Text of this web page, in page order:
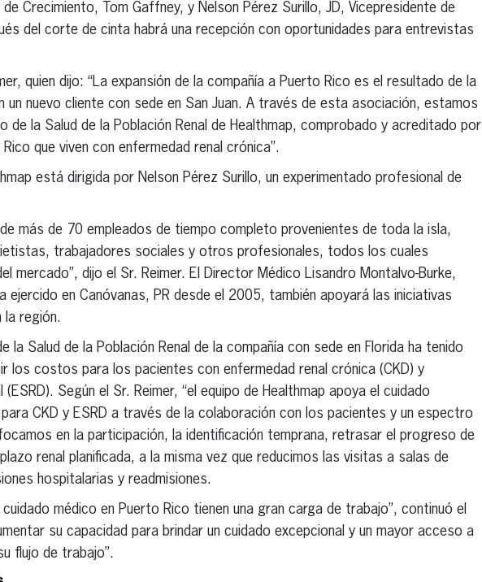
Crecimiento, Tom Gaffney, y Nelson Pérez Surillo, JD, Vicepresidente de
del corte de cinta habrá una recepción con oportunidades para entrevistas
quien dijo: “La expansión de la compañía a Puerto Rico es el resultado de la
nuevo cliente con sede en San Juan. A través de esta asociación, estamos
de la Salud de la Población Renal de Healthmap, comprobado y acreditado por
que viven con enfermedad renal crónica”.
está dirigida por Nelson Pérez Surillo, un experimentado profesional de
más de 70 empleados de tiempo completo provenientes de toda la isla,
trabajadores sociales y otros profesionales, todos los cuales
mercado”, dijo el Sr. Reimer. El Director Médico Lisandro Montalvo-Burke,
ejercido en Canóvanas, PR desde el 2005, también apoyará las iniciativas
la región.
la Salud de la Población Renal de la compañía con sede en Florida ha tenido
los costos para los pacientes con enfermedad renal crónica (CKD) y
Según el Sr. Reimer, “el equipo de Healthmap apoya el cuidado
CKD y ESRD a través de la colaboración con los pacientes y un espectro
en la participación, la identificación temprana, retrasar el progreso de
renal planificada, a la misma vez que reducimos las visitas a salas de
hospitalarias y readmisiones.
médico en Puerto Rico tienen una gran carga de trabajo”, continuó el
su capacidad para brindar un cuidado excepcional y un mayor acceso a
flujo de trabajo”.